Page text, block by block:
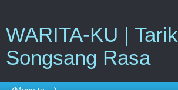
WARITA-KU | Tarik
Songsang Rasa